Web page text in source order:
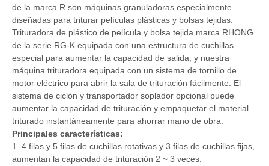
de la marca R son máquinas granuladoras especialmente
diseñadas para triturar películas plásticas y bolsas tejidas.
Trituradora de plástico de película y bolsa tejida marca RHONG
de la serie RG-K equipada con una estructura de cuchillas
especial para aumentar la capacidad de salida, y nuestra
máquina trituradora equipada con un sistema de tornillo de
motor eléctrico para abrir la sala de trituración fácilmente. El
sistema de ciclón y transportador soplador opcional puede
aumentar la capacidad de trituración y empaquetar el material
triturado instantáneamente para ahorrar mano de obra.
Principales características:
1. 4 filas y 5 filas de cuchillas rotativas y 3 filas de cuchillas fijas,
aumentan la capacidad de trituración 2 ~ 3 veces.